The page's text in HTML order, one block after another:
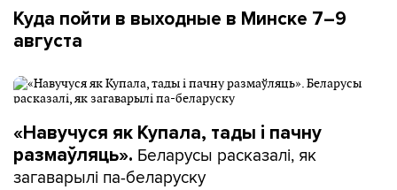
Куда пойти в выходные в Минске 7–9
августа
«Навучуся як Купала, тады і пачну
размаўляць». Беларусы расказалі, як
загаварылі па-беларуску